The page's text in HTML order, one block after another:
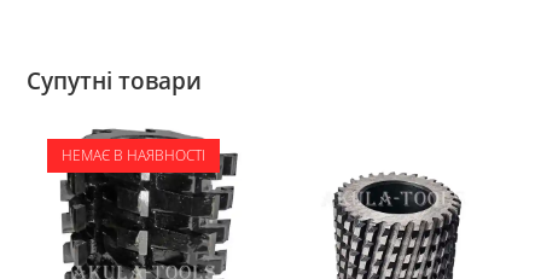
Супутні товари
НЕМАЄ В НАЯВНОСТІ